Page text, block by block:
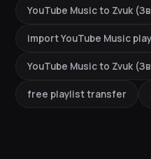
YouTube Music to Zvuk
import YouTube Music
YouTube Music to Zvuk
free playlist transfer